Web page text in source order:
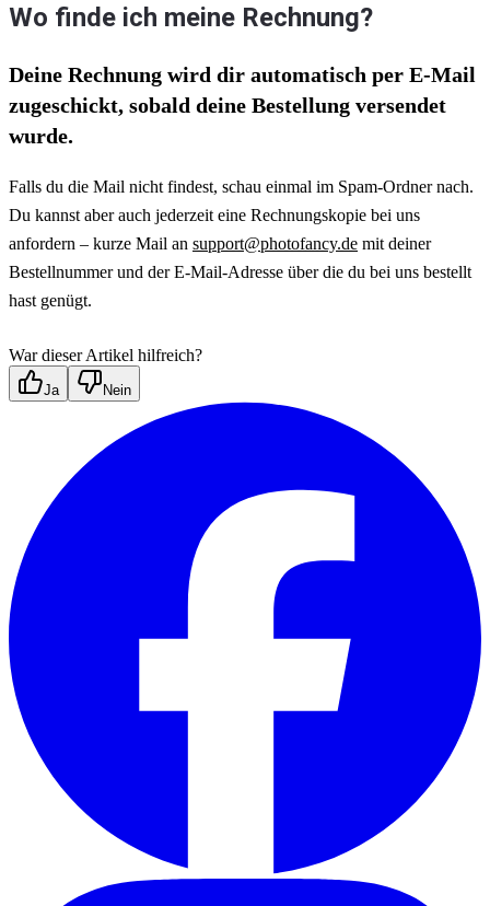
Wo finde ich meine Rechnung?
Deine Rechnung wird dir automatisch per E-Mail
zugeschickt, sobald deine Bestellung versendet
wurde.
Falls du die Mail nicht findest, schau einmal im Spam-Ordner nach.
Du kannst aber auch jederzeit eine Rechnungskopie bei uns
anfordern – kurze Mail an support@photofancy.de mit deiner
Bestellnummer und der E-Mail-Adresse über die du bei uns bestellt
hast genügt.
War dieser Artikel hilfreich?
Ja Nein